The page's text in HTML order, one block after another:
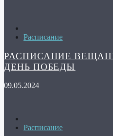
Расписание
РАСПИСАНИЕ
ДЕНЬ ПОБЕДЫ
09.05.2024
Расписание